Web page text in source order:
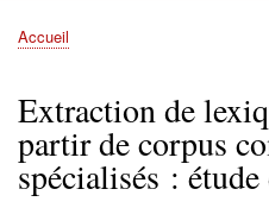
Accueil
Association
Bourses
Adhésion
Revue TAL
Liste LN
Conférence TALN
Conférences
Prix de thèse
Prix TALN-RECITAL
Annuaires
Journées
Offres d'emploi
Fil
Accueil
Extraction de
partir de corpus
spécialisés :